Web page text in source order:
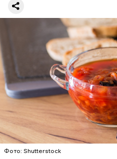
Фото: Shutterstock
Баклажаны с овощами
ПРАВОСЛАВИЕ ЕДА
Читайте также:Синоптик
купального сезона в